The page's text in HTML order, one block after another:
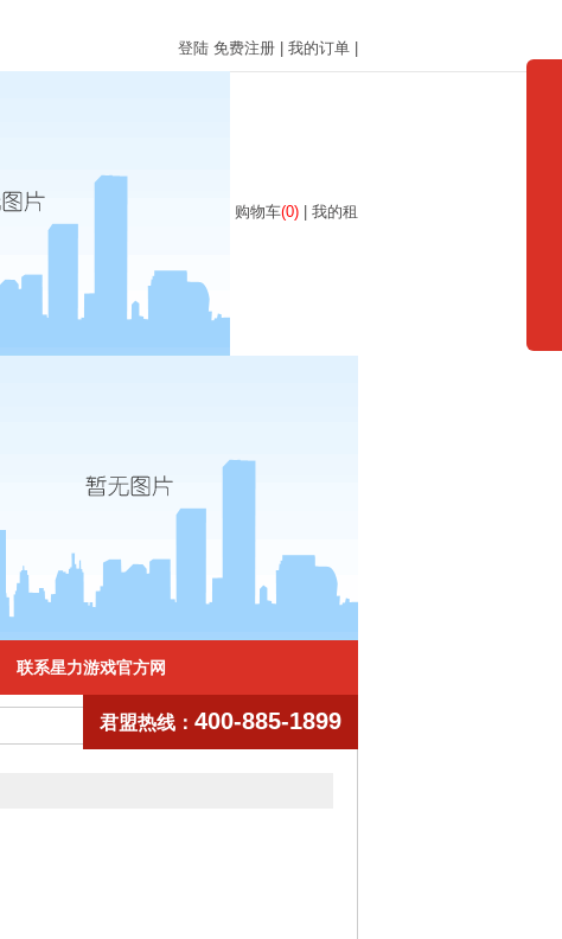
登陆 免费注册 我的订单
购物车(0) 我的租
联系星力游戏官方网
君盟热线： 400-885-1899